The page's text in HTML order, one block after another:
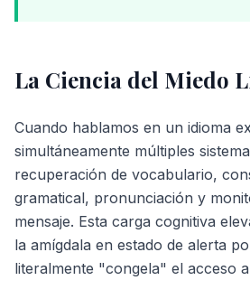
La Ciencia del Miedo
Cuando hablamos en un idioma
simultáneamente múltiples
recuperación de vocabulario,
gramatical, pronunciación y
mensaje. Esta carga cognitiva
la amígdala en estado de alerta
literalmente "congela" el acceso